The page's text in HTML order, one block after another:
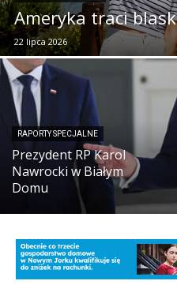
Ameryka traci blask
22 lipca 2026
RAPORTY SPECJALNE
Prezydent RP Karol
Nawrocki w Białym
Domu